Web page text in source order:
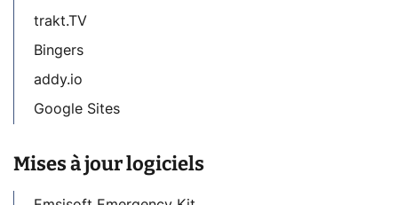
trakt.TV
Bingers
addy.io
Google Sites
Mises à jour logiciels